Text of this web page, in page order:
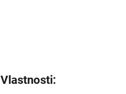
Vlastnosti: